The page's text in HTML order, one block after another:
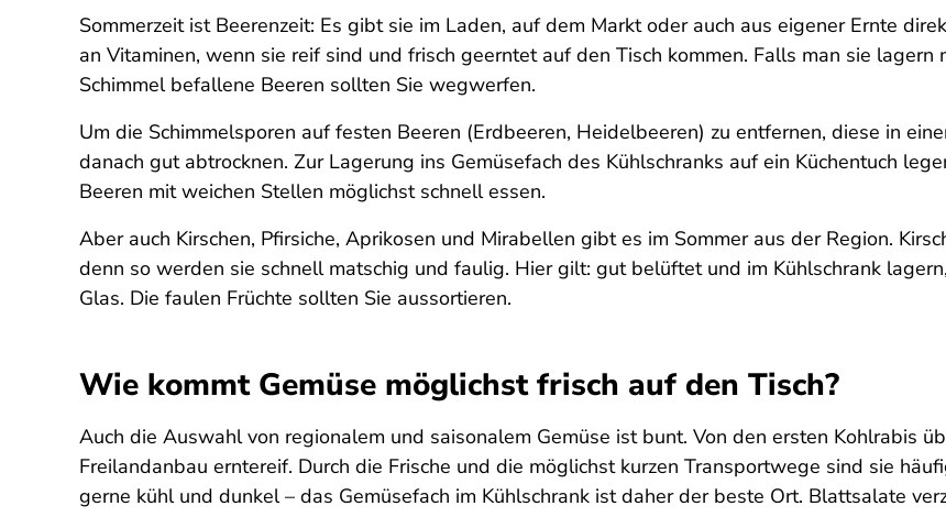
Sommerzeit ist Beerenzeit: Es gibt sie im Laden, auf dem Markt oder auch aus eigener Ernte
an Vitaminen, wenn sie reif sind und frisch geerntet auf den Tisch kommen. Falls man sie lagern
Schimmel befallene Beeren sollten Sie wegwerfen.
Um die Schimmelsporen auf festen Beeren (Erdbeeren, Heidelbeeren) zu entfernen, diese in
danach gut abtrocknen. Zur Lagerung ins Gemüsefach des Kühlschranks auf ein Küchentuch
Beeren mit weichen Stellen möglichst schnell essen.
Aber auch Kirschen, Pfirsiche, Aprikosen und Mirabellen gibt es im Sommer aus der Region.
denn so werden sie schnell matschig und faulig. Hier gilt: gut belüftet und im Kühlschrank
Glas. Die faulen Früchte sollten Sie aussortieren.
Wie kommt Gemüse möglichst frisch auf den Tisch?
Auch die Auswahl von regionalem und saisonalem Gemüse ist bunt. Von den ersten Kohlrabis
Freilandanbau erntereif. Durch die Frische und die möglichst kurzen Transportwege sind sie
gerne kühl und dunkel – das Gemüsefach im Kühlschrank ist daher der beste Ort. Blattsalate